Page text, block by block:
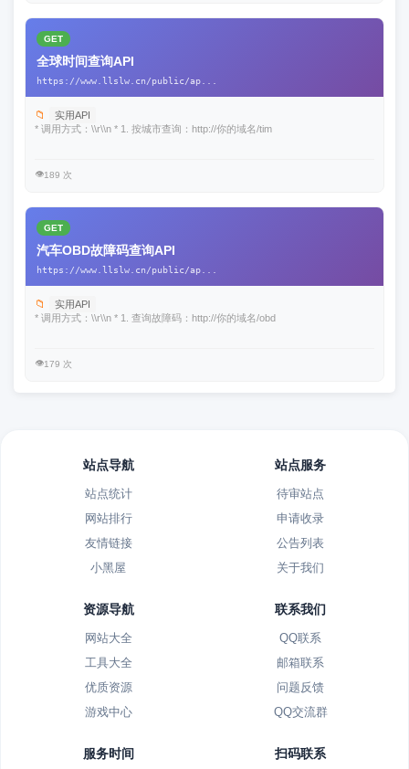
GET
全球时间查询API
https://www.llslw.cn/public/ap...
📁
实用API
* 调用方式：\\r\\n * 1. 按城市查询：http://你的域名/tim
👁️189 次
GET
汽车OBD故障码查询API
https://www.llslw.cn/public/ap...
📁
实用API
* 调用方式：\\r\\n * 1. 查询故障码：http://你的域名/obd
👁️179 次
站点导航
站点统计
网站排行
友情链接
小黑屋
站点服务
待审站点
申请收录
公告列表
关于我们
资源导航
网站大全
工具大全
优质资源
游戏中心
联系我们
QQ联系
邮箱联系
问题反馈
QQ交流群
服务时间 扫码联系